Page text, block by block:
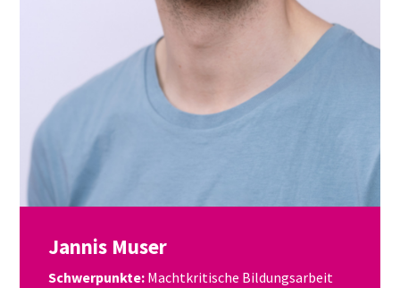
Jannis Muser
Schwerpunkte: Machtkritische Bildungsarbeit